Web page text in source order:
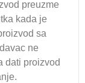
preuzme
kada je
sa
ne
dati proizvod